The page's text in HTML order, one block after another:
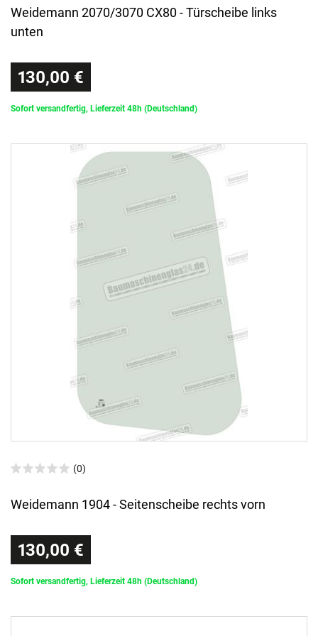
Weidemann 2070/3070 CX80 - Türscheibe links
unten
130,00 €
Sofort versandfertig, Lieferzeit 48h (Deutschland)
(0)
Weidemann 1904 - Seitenscheibe rechts vorn
130,00 €
Sofort versandfertig, Lieferzeit 48h (Deutschland)